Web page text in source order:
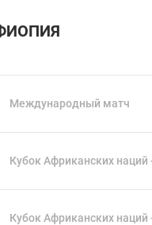
Международный матч
Кубок Африканских наций
Кубок Африканских наций